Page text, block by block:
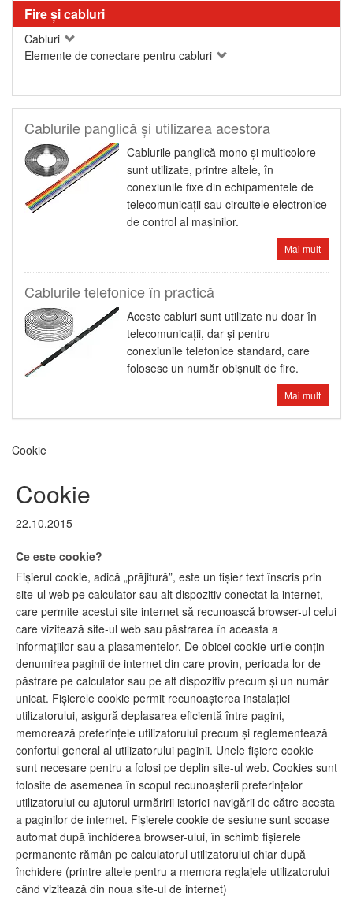
Fire şi cabluri
Cabluri
Elemente de conectare pentru cabluri
Cablurile panglică şi utilizarea acestora
Cablurile panglică mono şi multicolore
sunt utilizate, printre altele, în
conexiunile fixe din echipamentele de
telecomunicaţii sau circuitele electronice
de control al maşinilor.
Mai mult
Cablurile telefonice în practică
Aceste cabluri sunt utilizate nu doar în
telecomunicaţii, dar şi pentru
conexiunile telefonice standard, care
folosesc un număr obişnuit de fire.
Mai mult
Cookie
Cookie
22.10.2015
Ce este cookie?
Fișierul cookie, adică „prăjitură”, este un fișier text înscris prin
site-ul web pe calculator sau alt dispozitiv conectat la internet,
care permite acestui site internet să recunoască browser-ul celui
care vizitează site-ul web sau păstrarea în aceasta a
informațiilor sau a plasamentelor. De obicei cookie-urile conțin
denumirea paginii de internet din care provin, perioada lor de
păstrare pe calculator sau pe alt dispozitiv precum și un număr
unicat. Fișierele cookie permit recunoașterea instalației
utilizatorului, asigură deplasarea eficientă între pagini,
memorează preferințele utilizatorului precum și reglementează
confortul general al utilizatorului paginii. Unele fișiere cookie
sunt necesare pentru a folosi pe deplin site-ul web. Cookies sunt
folosite de asemenea în scopul recunoașterii preferințelor
utilizatorului cu ajutorul urmăririi istoriei navigării de către acesta
a paginilor de internet. Fișierele cookie de sesiune sunt scoase
automat după închiderea browser-ului, în schimb fișierele
permanente rămân pe calculatorul utilizatorului chiar după
închidere (printre altele pentru a memora reglajele utilizatorului
când vizitează din noua site-ul de internet)